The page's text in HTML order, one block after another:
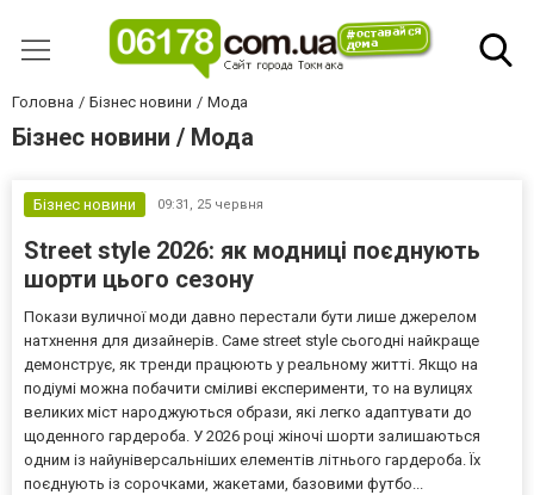
Головна Бізнес новини Мода
Бізнес новини / Мода
Бізнес новини 09:31, 25 червня
Street style 2026: як модниці поєднують
шорти цього сезону
Покази вуличної моди давно перестали бути лише джерелом
натхнення для дизайнерів. Саме street style сьогодні найкраще
демонструє, як тренди працюють у реальному житті. Якщо на
подіумі можна побачити сміливі експерименти, то на вулицях
великих міст народжуються образи, які легко адаптувати до
щоденного гардероба. У 2026 році жіночі шорти залишаються
одним із найуніверсальніших елементів літнього гардероба. Їх
поєднують із сорочками, жакетами, базовими футбо...